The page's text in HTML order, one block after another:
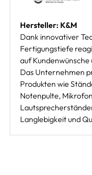
Hersteller: K&M
Dank innovativer
Fertigungstiefe
auf
Das Unternehmen
Produkten wie
Notenpulte,
Langlebigkeit und